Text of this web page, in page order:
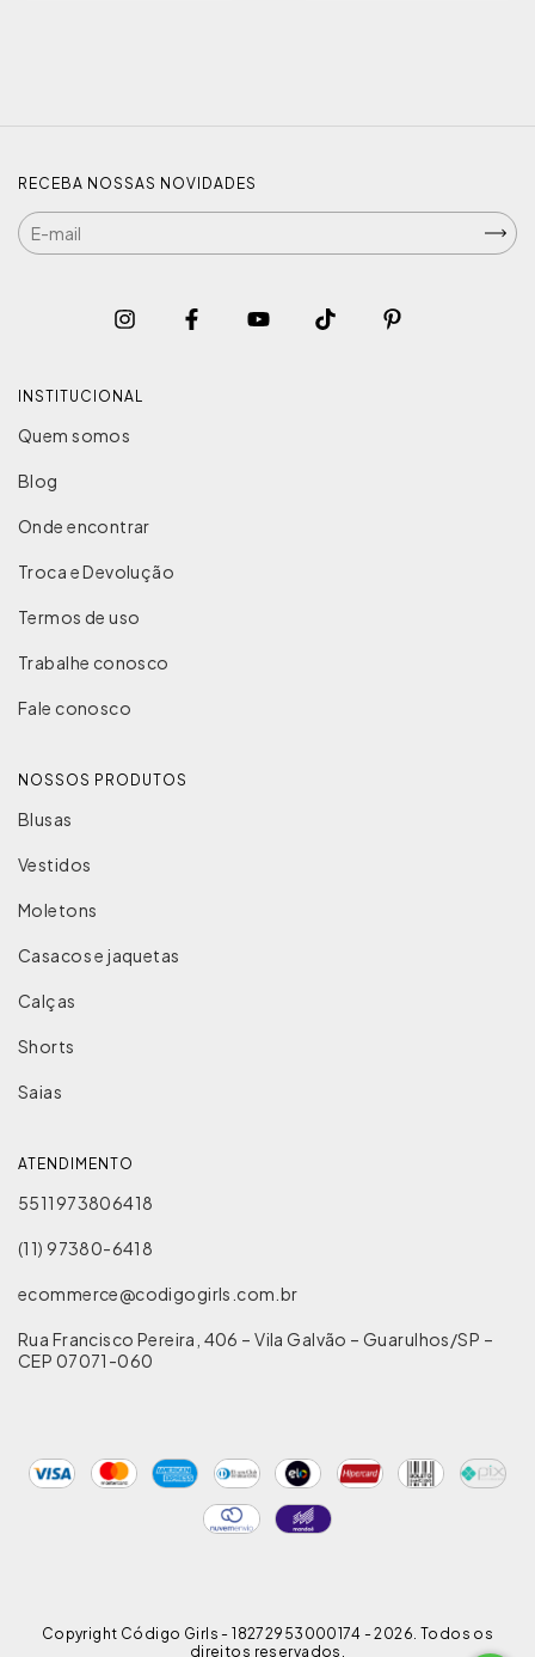
RECEBA NOSSAS NOVIDADES
INSTITUCIONAL
Quem somos
Blog
Onde encontrar
Troca e Devolução
Termos de uso
Trabalhe conosco
Fale conosco
NOSSOS PRODUTOS
Blusas
Vestidos
Moletons
Casacos e jaquetas
Calças
Shorts
Saias
ATENDIMENTO
5511973806418
(11) 97380-6418
ecommerce@codigogirls.com.br
Rua Francisco Pereira, 406 – Vila Galvão – Guarulhos/SP –
CEP 07071-060
Copyright Código Girls - 18272953000174 - 2026. Todos os
direitos reservados.